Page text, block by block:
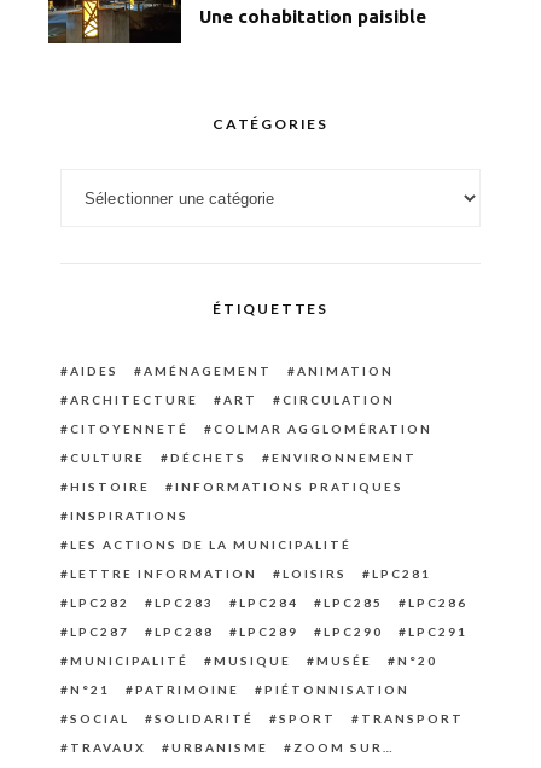
Une cohabitation paisible
CATÉGORIES
ÉTIQUETTES
AIDES AMÉNAGEMENT
ANIMATION
ARCHITECTURE
ART
CIRCULATION
CITOYENNETÉ
COLMAR AGGLOMÉRATION
CULTURE
DÉCHETS
ENVIRONNEMENT
HISTOIRE
INFORMATIONS PRATIQUES
INSPIRATIONS
LES ACTIONS DE LA MUNICIPALITÉ
LETTRE INFORMATION
LOISIRS
LPC281
LPC282
LPC283 LPC284 LPC285
LPC286
LPC287
LPC288 LPC289 LPC290
LPC291
MUNICIPALITÉ
MUSIQUE MUSÉE
N°20
N°21
PATRIMOINE
PIÉTONNISATION
SOCIAL
SOLIDARITÉ SPORT
TRANSPORT
TRAVAUX
URBANISME
ZOOM SUR…